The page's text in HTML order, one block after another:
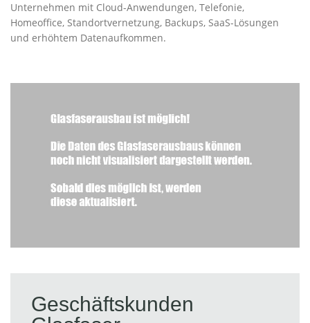
Unternehmen mit Cloud-Anwendungen, Telefonie,
Homeoffice, Standortvernetzung, Backups, SaaS-Lösungen
und erhöhtem Datenaufkommen.
Geschäftskunden